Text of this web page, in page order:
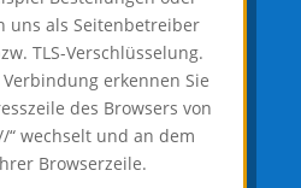
uns als Seitenbetreiber
TLS-Verschlüsselung.
erkennen Sie
des Browsers von
“ wechselt und an dem
Browserzeile.